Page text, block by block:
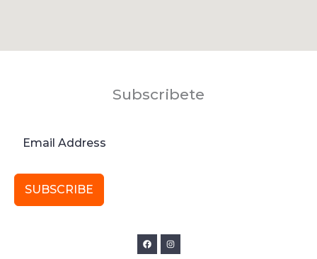
Subscribete
SUBSCRIBE